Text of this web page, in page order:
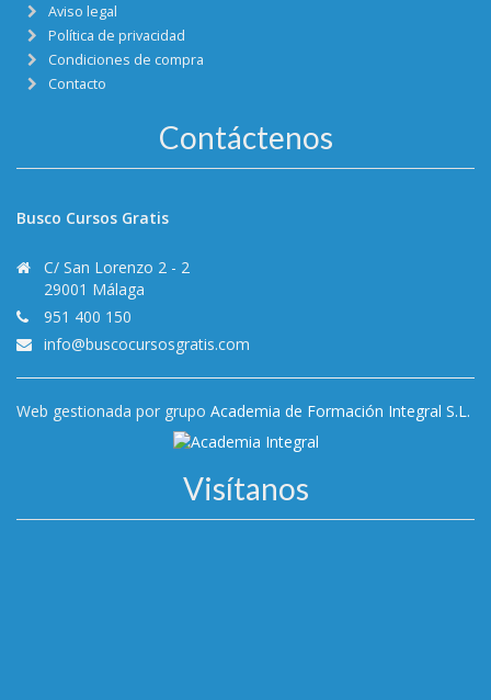
Aviso legal
Política de privacidad
Condiciones de compra
Contacto
Contáctenos
Busco Cursos Gratis
C/ San Lorenzo 2 - 2
29001 Málaga
951 400 150
info@buscocursosgratis.com
Web gestionada por grupo Academia de Formación Integral S.L.
Visítanos